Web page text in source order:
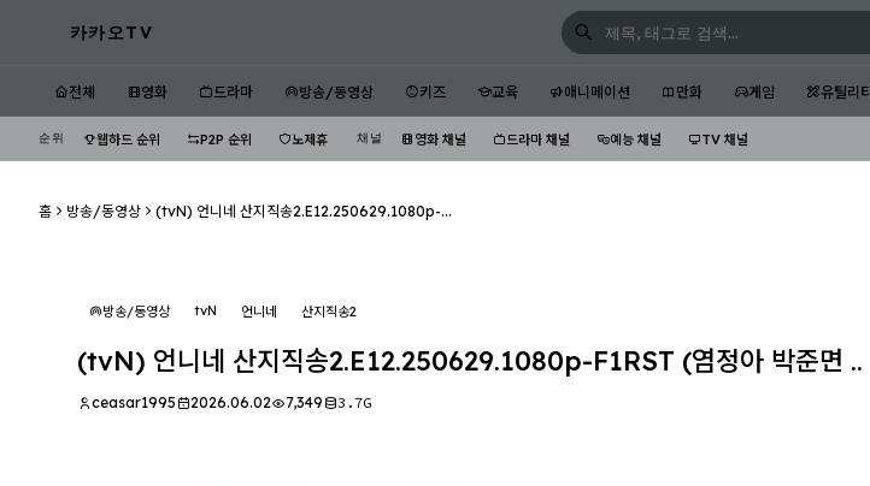
카카오TV
전체 영화 드라마 방송/동영상 키즈 교육 애니메이션 만화 게임 유틸리티
순위 웹하드 순위 P2P 순위 노제휴 채널 영화 채널 드라마 채널 예능 채널 TV 채널
홈 방송/동영상 (tvN) 언니네 산지직송2.E12.250629.1080p-...
방송/동영상 tvN 언니네 산지직송2
(tvN) 언니네 산지직송2.E12.250629.1080p-F1RST (염정아 박준면 ..
ceasar1995 2026.06.02 7,349 3.7G